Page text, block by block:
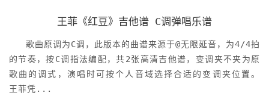
王菲《红豆》吉他谱 C调弹唱乐谱
歌曲原调为C调，此版本的曲谱来源于@无限延音，为4/4拍
的节奏，按C调指法编配，共2张高清吉他谱，变调夹不夹为原
歌曲的调式，演唱时可按个人音域选择合适的变调夹位置。
王菲凭...